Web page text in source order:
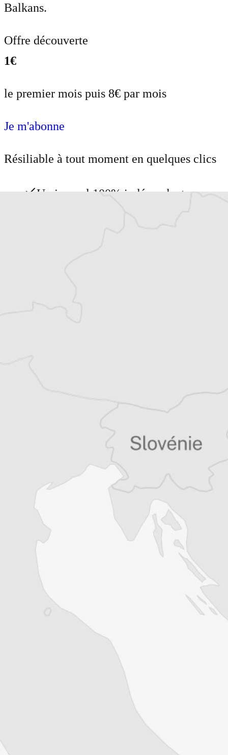
Balkans.
Offre découverte
1€
le premier mois puis 8€ par mois
Je m'abonne
Résiliable à tout moment en quelques clics
Un journal 100% indépendant